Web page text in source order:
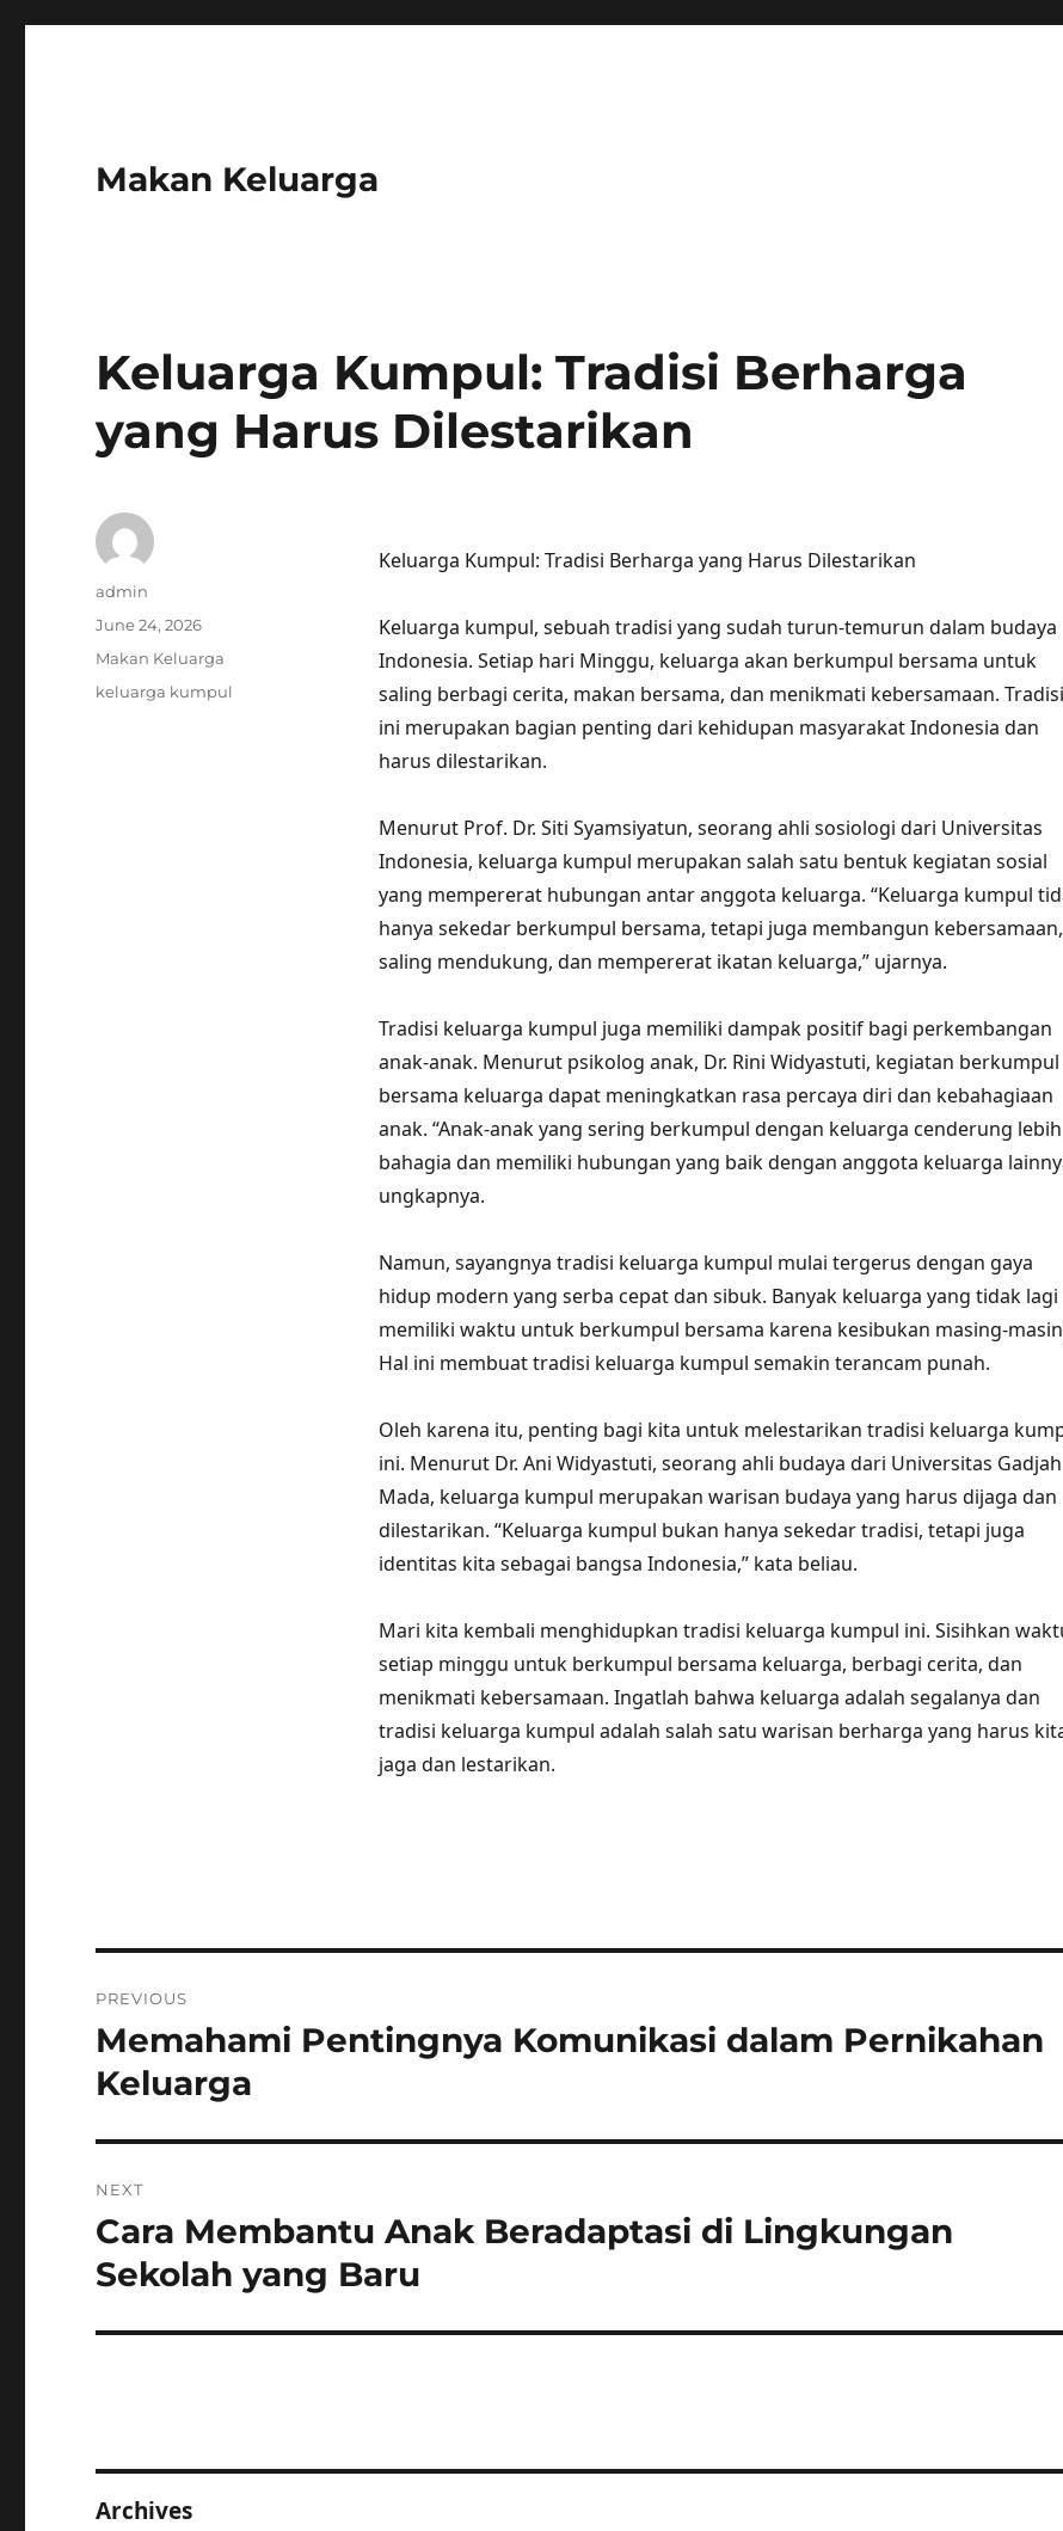
Makan Keluarga
Keluarga Kumpul: Tradisi Berharga
yang Harus Dilestarikan
Keluarga Kumpul: Tradisi Berharga yang Harus Dilestarikan
Keluarga kumpul, sebuah tradisi yang sudah turun-temurun dalam budaya
Indonesia. Setiap hari Minggu, keluarga akan berkumpul bersama untuk
saling berbagi cerita, makan bersama, dan menikmati kebersamaan. Tradisi
ini merupakan bagian penting dari kehidupan masyarakat Indonesia dan
harus dilestarikan.
Menurut Prof. Dr. Siti Syamsiyatun, seorang ahli sosiologi dari Universitas
Indonesia, keluarga kumpul merupakan salah satu bentuk kegiatan sosial
yang mempererat hubungan antar anggota keluarga. “Keluarga kumpul
hanya sekedar berkumpul bersama, tetapi juga membangun kebersamaan,
saling mendukung, dan mempererat ikatan keluarga,” ujarnya.
Tradisi keluarga kumpul juga memiliki dampak positif bagi perkembangan
anak-anak. Menurut psikolog anak, Dr. Rini Widyastuti, kegiatan berkumpul
bersama keluarga dapat meningkatkan rasa percaya diri dan kebahagiaan
anak. “Anak-anak yang sering berkumpul dengan keluarga cenderung lebih
bahagia dan memiliki hubungan yang baik dengan anggota keluarga
ungkapnya.
Namun, sayangnya tradisi keluarga kumpul mulai tergerus dengan gaya
hidup modern yang serba cepat dan sibuk. Banyak keluarga yang tidak lagi
memiliki waktu untuk berkumpul bersama karena kesibukan masing-
Hal ini membuat tradisi keluarga kumpul semakin terancam punah.
Oleh karena itu, penting bagi kita untuk melestarikan tradisi keluarga
ini. Menurut Dr. Ani Widyastuti, seorang ahli budaya dari Universitas Gadjah
Mada, keluarga kumpul merupakan warisan budaya yang harus dijaga dan
dilestarikan. “Keluarga kumpul bukan hanya sekedar tradisi, tetapi juga
identitas kita sebagai bangsa Indonesia,” kata beliau.
Mari kita kembali menghidupkan tradisi keluarga kumpul ini. Sisihkan
setiap minggu untuk berkumpul bersama keluarga, berbagi cerita, dan
menikmati kebersamaan. Ingatlah bahwa keluarga adalah segalanya dan
tradisi keluarga kumpul adalah salah satu warisan berharga yang harus
jaga dan lestarikan.
Author
admin
Posted
June 24, 2026
Categories
Makan Keluarga
Tags
keluarga kumpul
navigation
PREVIOUS
Previous
post:
Memahami Pentingnya Komunikasi dalam Pernikahan
Keluarga
NEXT
Next
post:
Cara Membantu Anak Beradaptasi di Lingkungan
Sekolah yang Baru
Archives